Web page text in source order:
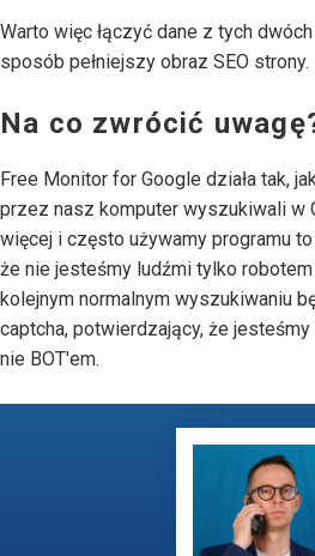
Warto więc łączyć dane z tych
sposób pełniejszy obraz SEO strony.
Na co zwrócić
Free Monitor for Google działa tak,
przez nasz komputer wyszukiwali w
więcej i często używamy programu
że nie jesteśmy ludźmi tylko
kolejnym normalnym wyszukiwaniu
captcha, potwierdzający, że
nie BOT'em.